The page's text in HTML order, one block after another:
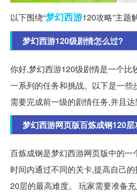
以下围绕“梦幻西游120攻略”主题
梦幻西游120级剧情怎么过?
你好,梦幻西游120级剧情是一个比
一系列的任务和挑战。以下是一些
需要完成前一级的剧情任务,并且达
梦幻西游网页版百炼成钢120层
百炼成钢是梦幻西游网页版中的一
时间内通过不同的关卡,提高自己
20层的最高难度。 玩家需要准备充